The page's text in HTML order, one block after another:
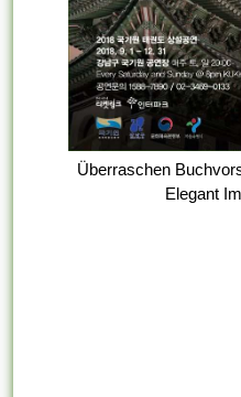
Überraschen
Elegant